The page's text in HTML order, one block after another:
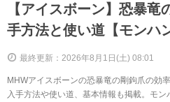
【アイスボーン】恐暴竜
手方法と使い道【モンハ
最終更新：2026年8月1日(土) 08:01
MHWアイスボーンの恐暴竜の剛鉤爪の効
入手方法や使い道、基本情報も掲載。モ